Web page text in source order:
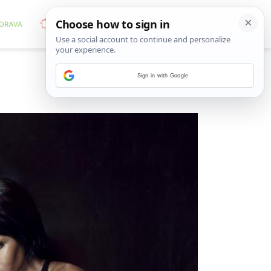
Sign in with Google